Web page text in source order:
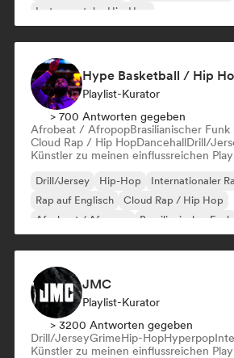
Instrumentaler Hip-Hop
Hype Basketball / Hip
Playlist-Kurator
> 700 Antworten gegeben
Afrobeat / AfropopBrasilianischer Funk
Cloud Rap / Hip HopDancehallDrill/
Künstler zu meinen einflussreichen
Drill/Jersey Hip-Hop
Internationaler
Rap auf Englisch
Cloud Rap / Hip Hop
Afrobeat / Afropop
Brasilianischer Funk
JMC
Playlist-Kurator
> 3200 Antworten gegeben
Drill/JerseyGrimeHip-HopHyperpop
Künstler zu meinen einflussreichen